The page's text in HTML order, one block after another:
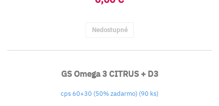
Nedostupné
GS Omega 3 CITRUS + D3
cps 60+30 (50% zadarmo) (90 ks)